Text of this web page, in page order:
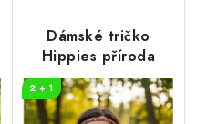
Dámské tričko
Hippies příroda
2 + 1